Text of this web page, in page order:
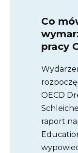
Co
pracy
OECD
raport